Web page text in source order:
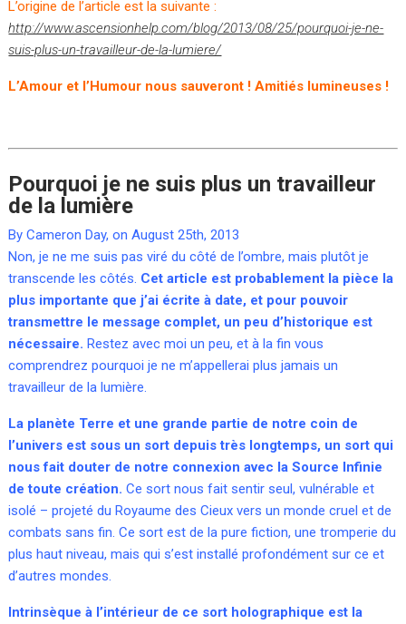
L’origine de l’article est la suivante :
http://www.ascensionhelp.com/blog/2013/08/25/pourquoi-je-ne-
suis-plus-un-travailleur-de-la-lumiere/
L’Amour et l’Humour nous sauveront ! Amitiés lumineuses !
Pourquoi je ne suis plus un travailleur
de la lumière
By Cameron Day, on August 25th, 2013
Non, je ne me suis pas viré du côté de l’ombre, mais plutôt je
transcende les côtés. Cet article est probablement la pièce la
plus importante que j’ai écrite à date, et pour pouvoir
transmettre le message complet, un peu d’historique est
nécessaire.Restez avec moi un peu, et à la fin vous
comprendrez pourquoi je ne m’appellerai plus jamais un
travailleur de la lumière.
La planète Terre et une grande partie de notre coin de
l’univers est sous un sort depuis très longtemps, un sort qui
nous fait douter de notre connexion avec la Source Infinie
de toute création.Ce sort nous fait sentir seul, vulnérable et
isolé – projeté du Royaume des Cieux vers un monde cruel et de
combats sans fin. Ce sort est de la pure fiction, une tromperie du
plus haut niveau, mais qui s’est installé profondément sur ce et
d’autres mondes.
Intrinsèque à l’intérieur de ce sort holographique est la